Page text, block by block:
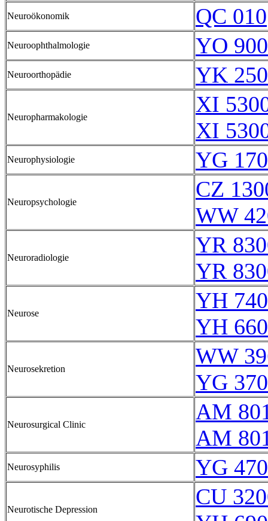
Neuroökonomik QC 010
Neuroophthalmologie YO
Neuroorthopädie YK
Neuropharmakologie
XI
XI
Neurophysiologie YG
Neuropsychologie
CZ
WW
Neuroradiologie
YR
YR
Neurose
YH
YH
Neurosekretion
WW
YG
Neurosurgical Clinic
AM
AM
Neurosyphilis YG
Neurotische Depression
CU